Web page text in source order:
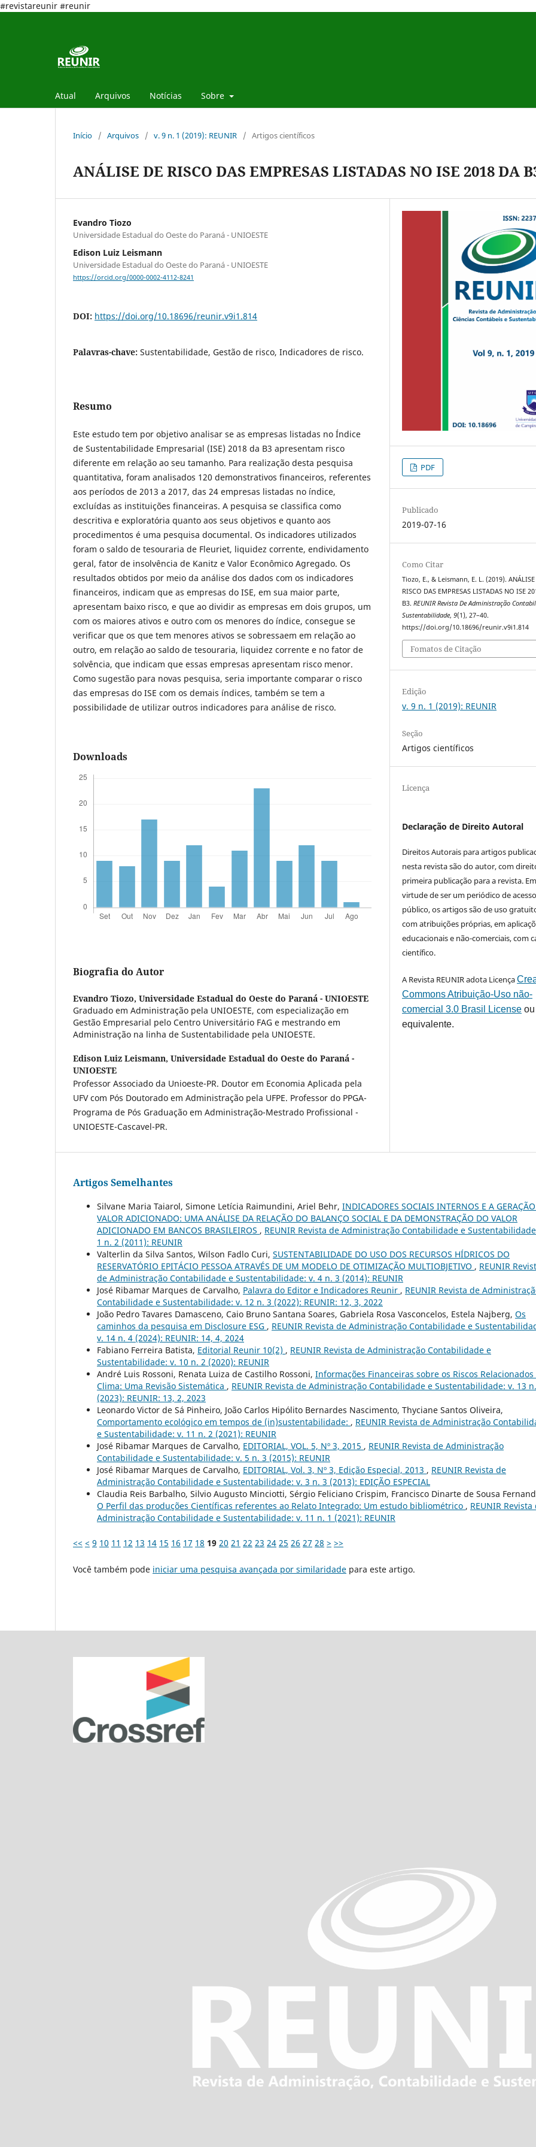
#revistareunir #reunir
Atual Arquivos Notícias Sobre
Início / Arquivos / v. 9 n. 1 (2019): REUNIR / Artigos científicos
ANÁLISE DE RISCO DAS EMPRESAS LISTADAS NO ISE 2018 DA
Evandro Tiozo
Universidade Estadual do Oeste do Paraná - UNIOESTE
Edison Luiz Leismann
Universidade Estadual do Oeste do Paraná - UNIOESTE
https://orcid.org/0000-0002-4112-8241
DOI: https://doi.org/10.18696/reunir.v9i1.814
Palavras-chave: Sustentabilidade, Gestão de risco, Indicadores de risco.
Resumo
Este estudo tem por objetivo analisar se as empresas listadas no Índice
de Sustentabilidade Empresarial (ISE) 2018 da B3 apresentam risco
diferente em relação ao seu tamanho. Para realização desta pesquisa
quantitativa, foram analisados 120 demonstrativos financeiros, referentes
aos períodos de 2013 a 2017, das 24 empresas listadas no índice,
excluídas as instituições financeiras. A pesquisa se classifica como
descritiva e exploratória quanto aos seus objetivos e quanto aos
procedimentos é uma pesquisa documental. Os indicadores utilizados
foram o saldo de tesouraria de Fleuriet, liquidez corrente, endividamento
geral, fator de insolvência de Kanitz e Valor Econômico Agregado. Os
resultados obtidos por meio da análise dos dados com os indicadores
financeiros, indicam que as empresas do ISE, em sua maior parte,
apresentam baixo risco, e que ao dividir as empresas em dois grupos, um
com os maiores ativos e outro com os menores do índice, consegue se
verificar que os que tem menores ativos se sobressaem em relação ao
outro, em relação ao saldo de tesouraria, liquidez corrente e no fator de
solvência, que indicam que essas empresas apresentam risco menor.
Como sugestão para novas pesquisa, seria importante comparar o risco
das empresas do ISE com os demais índices, também se tem a
possibilidade de utilizar outros indicadores para análise de risco.
Downloads
Biografia do Autor
Evandro Tiozo, Universidade Estadual do Oeste do Paraná - UNIOESTE
Graduado em Administração pela UNIOESTE, com especialização em
Gestão Empresarial pelo Centro Universitário FAG e mestrando em
Administração na linha de Sustentabilidade pela UNIOESTE.
Edison Luiz Leismann, Universidade Estadual do Oeste do Paraná -
UNIOESTE
Professor Associado da Unioeste-PR. Doutor em Economia Aplicada pela
UFV com Pós Doutorado em Administração pela UFPE. Professor do PPGA-
Programa de Pós Graduação em Administração-Mestrado Profissional -
UNIOESTE-Cascavel-PR.
PDF
Publicado
2019-07-16
Como Citar
Tiozo, E., & Leismann, E. L. (2019). ANÁLISE
RISCO DAS EMPRESAS LISTADAS NO ISE
B3.REUNIR Revista De Administração
Sustentabilidade,9(1), 27–40.
https://doi.org/10.18696/reunir.v9i1.814
Fomatos de Citação
Edição
v. 9 n. 1 (2019): REUNIR
Seção
Artigos científicos
Licença
Declaração de Direito Autoral
Direitos Autorais para artigos
nesta revista são do autor, com
primeira publicação para a revista. Em
virtude de ser um periódico de acesso
público, os artigos são de uso
com atribuições próprias, em
educacionais e não-comerciais, com
científico.
A Revista REUNIR adota Licença
Commons Atribuição-Uso não-
comercial 3.0 Brasil License
equivalente.
Artigos Semelhantes
Silvane Maria Taiarol, Simone Letícia Raimundini, Ariel Behr, INDICADORES SOCIAIS INTERNOS E A
VALOR ADICIONADO: UMA ANÁLISE DA RELAÇÃO DO BALANÇO SOCIAL E DA DEMONSTRAÇÃO DO VALOR
ADICIONADO EM BANCOS BRASILEIROS , REUNIR Revista de Administração Contabilidade e
1 n. 2 (2011): REUNIR
Valterlin da Silva Santos, Wilson Fadlo Curi, SUSTENTABILIDADE DO USO DOS RECURSOS HÍDRICOS DO
RESERVATÓRIO EPITÁCIO PESSOA ATRAVÉS DE UM MODELO DE OTIMIZAÇÃO MULTIOBJETIVO , REUNIR
de Administração Contabilidade e Sustentabilidade: v. 4 n. 3 (2014): REUNIR
José Ribamar Marques de Carvalho, Palavra do Editor e Indicadores Reunir , REUNIR Revista de
Contabilidade e Sustentabilidade: v. 12 n. 3 (2022): REUNIR: 12, 3, 2022
João Pedro Tavares Damasceno, Caio Bruno Santana Soares, Gabriela Rosa Vasconcelos, Estela Najberg, Os
caminhos da pesquisa em Disclosure ESG , REUNIR Revista de Administração Contabilidade e
v. 14 n. 4 (2024): REUNIR: 14, 4, 2024
Fabiano Ferreira Batista, Editorial Reunir 10(2) , REUNIR Revista de Administração Contabilidade e
Sustentabilidade: v. 10 n. 2 (2020): REUNIR
André Luis Rossoni, Renata Luiza de Castilho Rossoni, Informações Financeiras sobre os Riscos Relacionados
Clima: Uma Revisão Sistemática , REUNIR Revista de Administração Contabilidade e Sustentabilidade: v. 13
(2023): REUNIR: 13, 2, 2023
Leonardo Victor de Sá Pinheiro, João Carlos Hipólito Bernardes Nascimento, Thyciane Santos Oliveira,
Comportamento ecológico em tempos de (in)sustentabilidade: , REUNIR Revista de Administração
e Sustentabilidade: v. 11 n. 2 (2021): REUNIR
José Ribamar Marques de Carvalho, EDITORIAL, VOL. 5, Nº 3, 2015 , REUNIR Revista de Administração
Contabilidade e Sustentabilidade: v. 5 n. 3 (2015): REUNIR
José Ribamar Marques de Carvalho, EDITORIAL, Vol. 3, Nº 3, Edição Especial, 2013 , REUNIR Revista de
Administração Contabilidade e Sustentabilidade: v. 3 n. 3 (2013): EDIÇÃO ESPECIAL
Claudia Reis Barbalho, Silvio Augusto Minciotti, Sérgio Feliciano Crispim, Francisco Dinarte de Sousa
O Perfil das produções Científicas referentes ao Relato Integrado: Um estudo bibliométrico , REUNIR Revista
Administração Contabilidade e Sustentabilidade: v. 11 n. 1 (2021): REUNIR
<< < 9 10 11 12 13 14 15 16 17 18 19 20 21 22 23 24 25 26 27 28 > >>
Você também pode iniciar uma pesquisa avançada por similaridade para este artigo.